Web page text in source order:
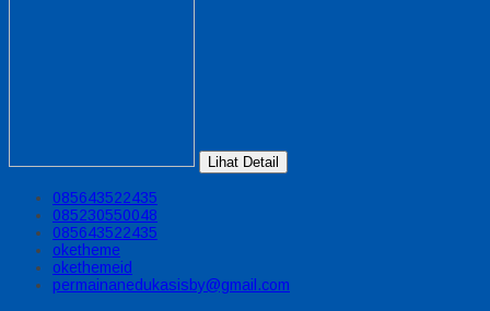
Lihat Detail
085643522435
085230550048
085643522435
oketheme
okethemeid
permainanedukasisby@gmail.com